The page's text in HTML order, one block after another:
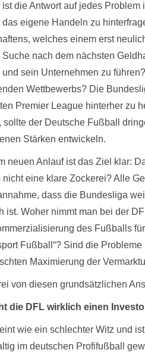
die Antwort auf jedes Problem
das eigene Handeln zu
welches einem erst
Suche nach dem nächsten
und sein Unternehmen zu
Wettbewerbs? Die
Premier League hinterher zu
sollte der Deutsche Fußball
Stärken entwickeln.
neuen Anlauf ist das Ziel klar:
nicht eine klare Zockerei? Alle
dass die Bundesliga
ist. Woher nimmt man bei der
des Fußballs
Fußball“? Sind die
Maximierung der
von diesen grundsätzlichen
die DFL wirklich einen
wie ein schlechter Witz und
im deutschen Profifußball